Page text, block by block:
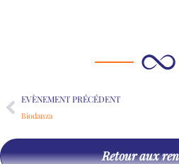
Précédent
EVÈNEMENT PRÉCÉDENT
Biodanza
Retour aux